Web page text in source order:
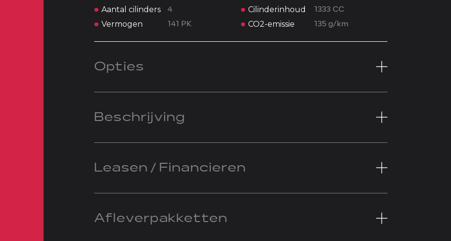
Aantal cilinders 4 Cilinderinhoud 1333 CC
Vermogen 141 PK CO2-emissie 135 g/km
Opties
Beschrijving
Leasen / Financieren
Afleverpakketten